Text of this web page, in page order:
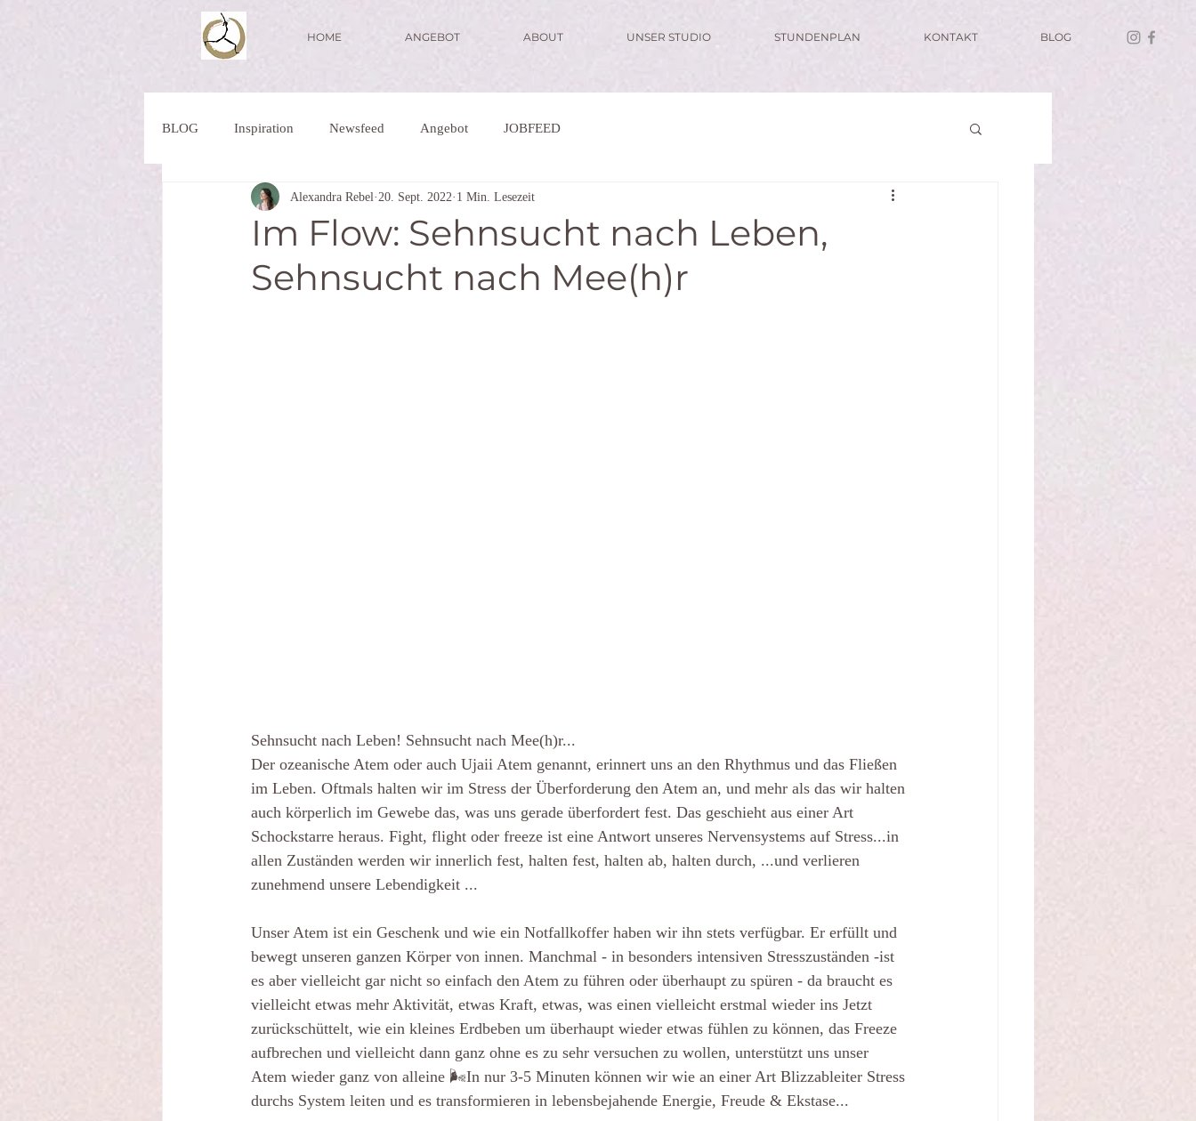
HOME ANGEBOT ABOUT UNSER STUDIO STUNDENPLAN KONTAKT BLOG
BLOG Inspiration Newsfeed Angebot JOBFEED
Im Flow: Sehnsucht nach Leben,
Sehnsucht nach Mee(h)r
Alexandra Rebel 20. Sept. 2022 1 Min. Lesezeit
Sehnsucht nach Leben! Sehnsucht nach Mee(h)r...
Der ozeanische Atem oder auch Ujaii Atem genannt, erinnert uns an den Rhythmus und das Fließen
im Leben. Oftmals halten wir im Stress der Überforderung den Atem an, und mehr als das wir halten
auch körperlich im Gewebe das, was uns gerade überfordert fest. Das geschieht aus einer Art
Schockstarre heraus. Fight, flight oder freeze ist eine Antwort unseres Nervensystems auf Stress...in
allen Zuständen werden wir innerlich fest, halten fest, halten ab, halten durch, ...und verlieren
zunehmend unsere Lebendigkeit ...
Unser Atem ist ein Geschenk und wie ein Notfallkoffer haben wir ihn stets verfügbar. Er erfüllt und
bewegt unseren ganzen Körper von innen. Manchmal - in besonders intensiven Stresszuständen -ist
es aber vielleicht gar nicht so einfach den Atem zu führen oder überhaupt zu spüren - da braucht es
vielleicht etwas mehr Aktivität, etwas Kraft, etwas, was einen vielleicht erstmal wieder ins Jetzt
zurückschüttelt, wie ein kleines Erdbeben um überhaupt wieder etwas fühlen zu können, das Freeze
aufbrechen und vielleicht dann ganz ohne es zu sehr versuchen zu wollen, unterstützt uns unser
Atem wieder ganz von alleine 🌬In nur 3-5 Minuten können wir wie an einer Art Blizzableiter Stress
durchs System leiten und es transformieren in lebensbejahende Energie, Freude & Ekstase...